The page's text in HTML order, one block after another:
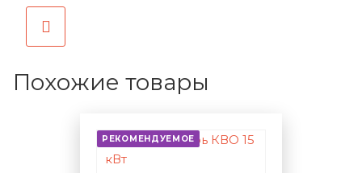
Похожие товары
РЕКОМЕНДУЕМОЕ